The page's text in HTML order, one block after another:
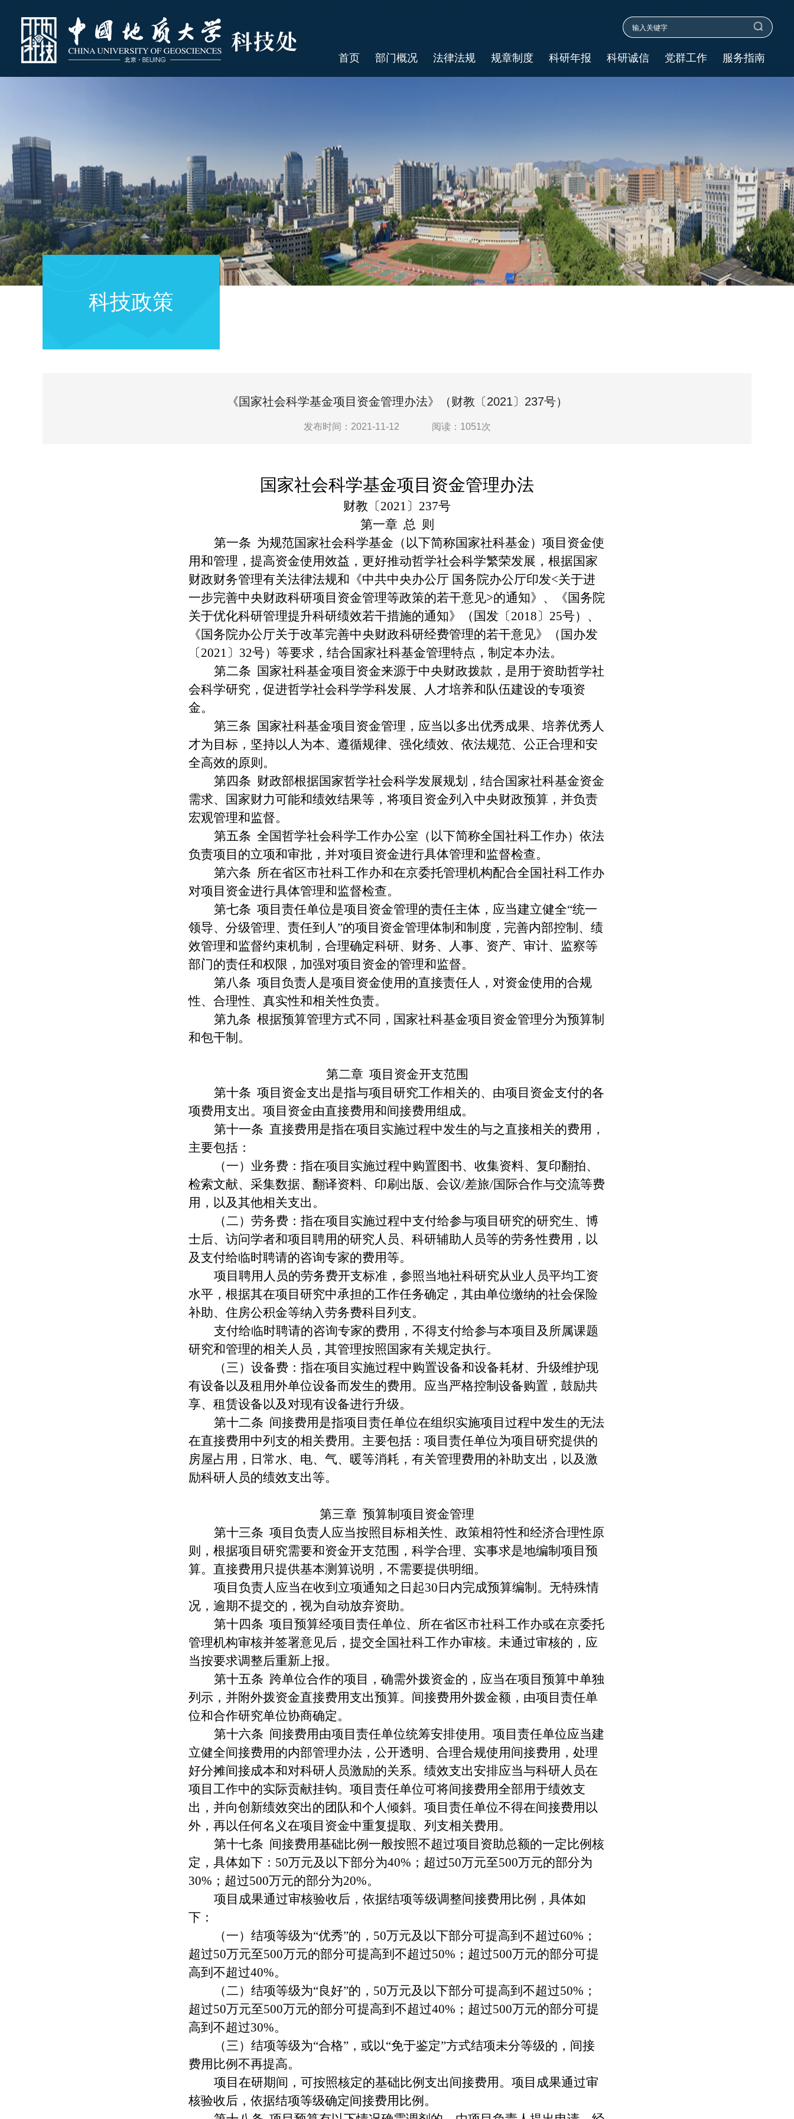
首页 部门概况 法律法规 规章制度 科研年报 科研诚信 党群工作 服务指南
科技政策
《国家社会科学基金项目资金管理办法》（财教〔2021〕237号）
发布时间：2021-11-12 阅读： 1051 次
国家社会科学基金项目资金管理办法
财教〔2021〕237号
第一章 总 则
第一条 为规范国家社会科学基金（以下简称国家社科基金）项目资金使
用和管理，提高资金使用效益，更好推动哲学社会科学繁荣发展，根据国家
财政财务管理有关法律法规和《中共中央办公厅 国务院办公厅印发<关于进
一步完善中央财政科研项目资金管理等政策的若干意见>的通知》、《国务院
关于优化科研管理提升科研绩效若干措施的通知》（国发〔2018〕25号）、
《国务院办公厅关于改革完善中央财政科研经费管理的若干意见》（国办发
〔2021〕32号）等要求，结合国家社科基金管理特点，制定本办法。
第二条 国家社科基金项目资金来源于中央财政拨款，是用于资助哲学社
会科学研究，促进哲学社会科学学科发展、人才培养和队伍建设的专项资
金。
第三条 国家社科基金项目资金管理，应当以多出优秀成果、培养优秀人
才为目标，坚持以人为本、遵循规律、 强化绩效、依法规范、公正合理和安
全高效的原则。
第四条 财政部根据国家哲学社会科学发展规划，结合国家社科基金资金
需求、 国家财力可能和绩效结果等 ，将项目资金列入中央财政预算，并负责
宏观管理和监督。
第五条 全国哲学社会科学工作办公室（以下简称全国社科工作办）依法
负责项目的立项和审批，并对项目资金进行具体管理和监督检查。
第六条 所在省区市社科工作办和在京委托管理机构配合全国社科工作办
对项目资金进行具体管理和监督检查。
第七条 项目责任单位是项目资金管理的责任主体，应当建立健全“统一
领导、分级管理、责任到人”的项目资金管理体制和制度，完善内部控制 、绩
效管理和监督约束机制，合理确定科研、财务、人事、资产、审计、监察等
部门的责任和权限 ， 加强对项目资金的管理和监督。
第八条 项目负责人是项目资金使用的直接责任人，对资金使用的合规
性、合理性、真实性和相关性负责。
第九条 根据预算管理方式不同，国家社科基金项目资金管理分为预算制
和包干制。
第二章 项目资金开支范围
第十条 项目资金支出是指与项目研究工作相关的、由项目资金支付的各
项费用支出 。项目资金由直接费用和间接费用组成。
第十一条 直接费用是指在项目 实施过程中发生的与之直接相关的费用，
主要包括：
（一）业务费：指在项目 实施过程中购置图书、收集资料、复印翻拍、
检索文献、采集数据、翻译资料、印刷出版、会议/差旅/国际合作与交流等费
用，以及其他相关支出。
（二）劳务费：指在项目实施过程中支付给参与项目研究的研究生、博
士后、访问学者和项目聘用的研究人员、科研辅助人员等的劳务性费用，以
及支付给临时聘请的咨询专家的费用等。
项目聘用人员的劳务费开支标准，参照当地社科研究从业人员平均工资
水平，根据其在项目研究中承担的工作任务确定 ， 其由单位缴纳的社会保险
补助、住房公积金等纳入劳务费科目列支。
支付给临时聘请的咨询专家的费用，不得支付给参与本项目及所属课题
研究和管理的相关人员 ，其管理按照国家有关规定执行。
（三）设备费：指在项目 实施过程中购置设备和设备耗材、升级维护现
有设备以及租用外单位设备而发生的费用。应当严格控制设备购置，鼓励共
享、租赁设备以及对现有设备进行升级。
第十二条 间接费用是指项目责任单位在组织实施项目过程中发生的无法
在直接费用中列支的相关费用。主要包括： 项目责任单位为项目研究提供的
房屋占用，日常水、电、气、暖等消耗，有关管理费用的补助支出，以及激
励科研人员的绩效支出等。
第三章 预算制项目资金管理
第十三条 项目负责人应当按照目标相关性、政策相符性和经济合理性原
则，根据项目研究需要和资金开支范围，科学合理、实事求是地编制项目预
算。 直接费用只提供基本测算说明，不需要提供明细。
项目负责人应当在收到立项通知之日起30日内完成预算编制。无特殊情
况，逾期不提交的，视为自动放弃资助。
第十四条 项目预算经项目责任单位、所在省区市社科工作办或在京委托
管理机构审核并签署意见后，提交全国社科工作办审核。未通过审核的，应
当按要求调整后重新上报。
第十五条 跨单位合作的项目，确需外拨资金的，应当在项目预算中单独
列示，并附外拨资金直接费用支出预算。间接费用外拨金额，由项目责任单
位和合作研究单位协商确定。
第十六条 间接费用由项目责任单位统筹安排使用。项目责任单位应当建
立健全间接费用的内部管理办法， 公开透明、合理合规使用间接费用，处理
好分摊间接成本和对科研人员激励的关系。绩效支出安排应当与科研人员在
项目工作中的实际贡献挂钩。 项目责任单位可将间接费用全部用于绩效支
出 ，并向创新绩效突出的团队和个人倾斜。项目责任单位不得在间接费用以
外 ， 再以任何名义在项目资金中重复提取、列支相关费用 。
第十七条 间接费用基础比例一般按照不超过项目资助总额的一定比例核
定，具体如下： 50万元及以下部分为40%；超过50万元至500万元的部分为
30%；超过500万元的部分为20%。
项目成果通过审核验收后 ，依据结项等级调整间接费用比例，具体如
下：
（一）结项等级为“优秀”的， 50万元及以下部分可提高到不超过60%；
超过50万元至500万元的部分可提高到不超过50%；超过500万元的部分可提
高到不超过40%。
（二）结项等级为“良好”的， 50万元及以下部分可提高到不超过50%；
超过50万元至500万元的部分可提高到不超过40%；超过500万元的部分可提
高到不超过30%。
（三）结项等级为“合格” ，或以“免于鉴定”方式结项未分等级的， 间接
费用比例不再提高。
项目在研期间，可按照核定的基础比例支出间接费用。 项目成果通过审
核验收后 ，依据结项等级确定间接费用比例 。